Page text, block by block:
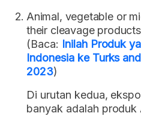
Animal, vegetable or
their cleavage products
(Baca: Inilah Produk
Indonesia ke Turks
2023)
Di urutan kedua,
banyak adalah